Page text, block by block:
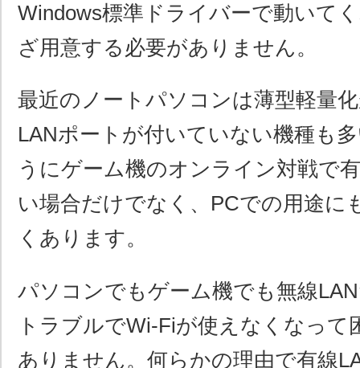
Windows標準ドライバーで動いて
ざ用意する必要がありません。
最近のノートパソコンは薄型軽量
LANポートが付いていない機種も
うにゲーム機のオンライン対戦で
い場合だけでなく、PCでの用途に
くあります。
パソコンでもゲーム機でも無線
トラブルでWi-Fiが使えなくなって
ありません。何らかの理由で有線